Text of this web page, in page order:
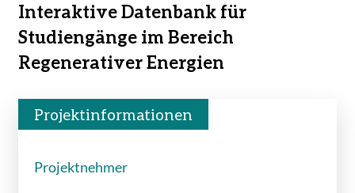
Bundesministerium
für
Umwelt,
Naturschutz
und
Sicherheit
Aktuelles
Leichte Sprache
Interaktive Datenbank für
Studiengänge im Bereich
Regenerativer Energien
Projektinformationen
Projektnehmer